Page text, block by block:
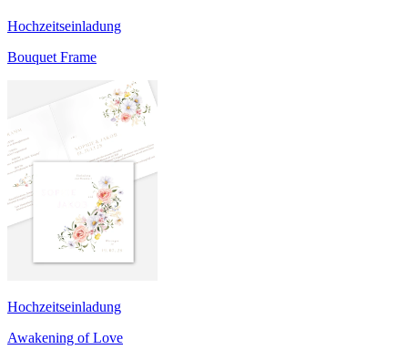
Hochzeitseinladung
Bouquet Frame
Hochzeitseinladung
Awakening of Love